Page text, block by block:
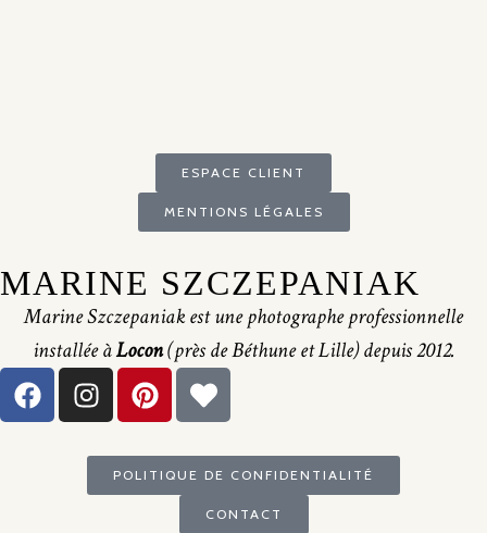
ESPACE CLIENT
MENTIONS LÉGALES
MARINE SZCZEPANIAK
Marine Szczepaniak est une photographe professionnelle
installée àLocon(près de Béthune et Lille) depuis 2012.
POLITIQUE DE CONFIDENTIALITÉ
CONTACT